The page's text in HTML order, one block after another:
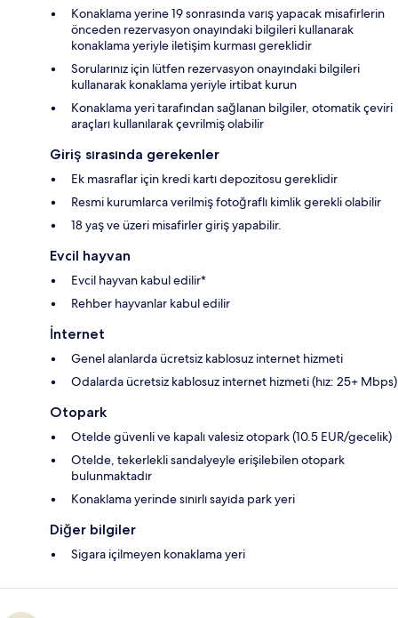
Konaklama yerine 19 sonrasında varış yapacak misafirlerin
önceden rezervasyon onayındaki bilgileri kullanarak
konaklama yeriyle iletişim kurması gereklidir
Sorularınız için lütfen rezervasyon onayındaki bilgileri
kullanarak konaklama yeriyle irtibat kurun
Konaklama yeri tarafından sağlanan bilgiler, otomatik çeviri
araçları kullanılarak çevrilmiş olabilir
Giriş sırasında gerekenler
Ek masraflar için kredi kartı depozitosu gereklidir
Resmi kurumlarca verilmiş fotoğraflı kimlik gerekli olabilir
18 yaş ve üzeri misafirler giriş yapabilir.
Evcil hayvan
Evcil hayvan kabul edilir*
Rehber hayvanlar kabul edilir
İnternet
Genel alanlarda ücretsiz kablosuz internet hizmeti
Odalarda ücretsiz kablosuz internet hizmeti (hız: 25+ Mbps)
Otopark
Otelde güvenli ve kapalı valesiz otopark (10.5 EUR/gecelik)
Otelde, tekerlekli sandalyeyle erişilebilen otopark
bulunmaktadır
Konaklama yerinde sınırlı sayıda park yeri
Diğer bilgiler
Sigara içilmeyen konaklama yeri